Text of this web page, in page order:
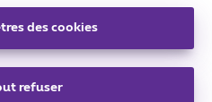
B-1030 Bruxelles.
des cookies
refuser